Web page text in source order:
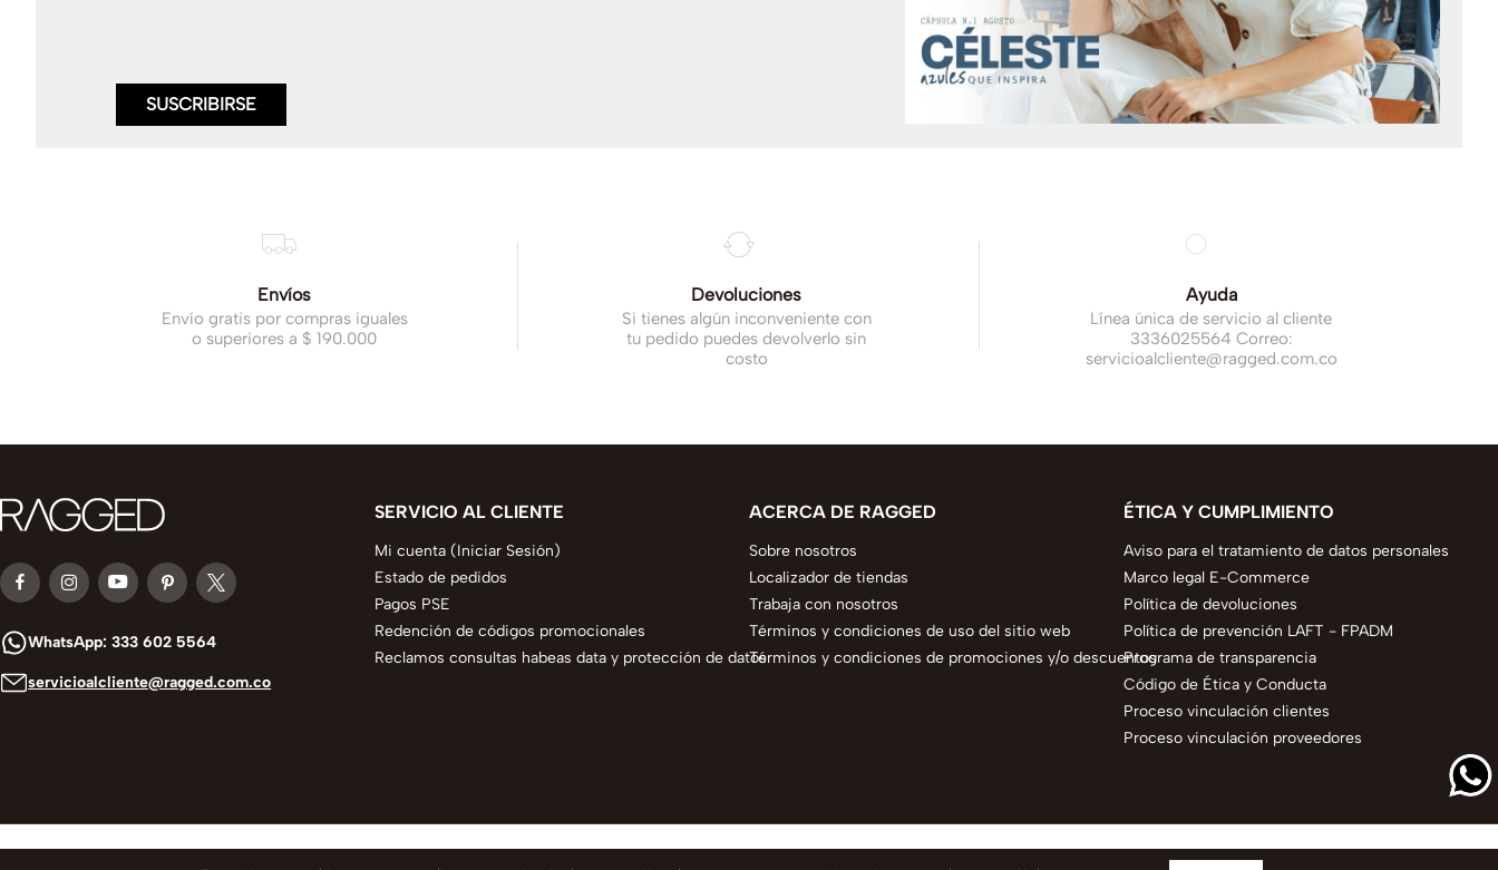
SUSCRIBIRSE
Envíos
Envío gratis por compras iguales
o superiores a $ 190.000
Devoluciones
Si tienes algún inconveniente con
tu pedido puedes devolverlo sin
costo
Ayuda
Línea única de servicio al cliente
3336025564 Correo:
servicioalcliente@ragged.com.co
WhatsApp: 333 602 5564
servicioalcliente@ragged.com.co
SERVICIO AL CLIENTE
Mi cuenta (Iniciar Sesión)
Estado de pedidos
Pagos PSE
Redención de códigos promocionales
Reclamos consultas habeas data y protección de datos
ACERCA DE RAGGED
Sobre nosotros
Localizador de tiendas
Trabaja con nosotros
Términos y condiciones de uso del sitio web
Términos y condiciones de promociones y/o descuentos
ÉTICA Y CUMPLIMIENTO
Aviso para el tratamiento de datos personales
Marco legal E-Commerce
Política de devoluciones
Política de prevención LAFT - FPADM
Programa de transparencia
Código de Ética y Conducta
Proceso vinculación clientes
Proceso vinculación proveedores